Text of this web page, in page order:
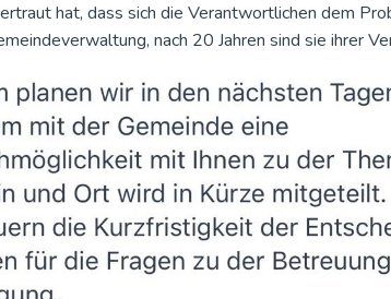
hat, dass sich die Verantwortlichen dem
nach 20 Jahren sind sie ihrer